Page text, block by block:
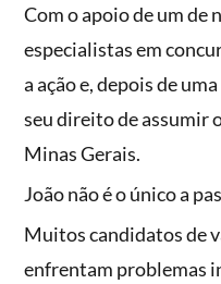
Com o apoio de um de
especialistas em
a ação e, depois de
seu direito de assumir
Minas Gerais.
João não é o único a
Muitos candidatos de
enfrentam problemas